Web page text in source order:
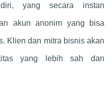
yang secara instan
akun anonim yang bisa
Klien dan mitra bisnis akan
yang lebih sah dan